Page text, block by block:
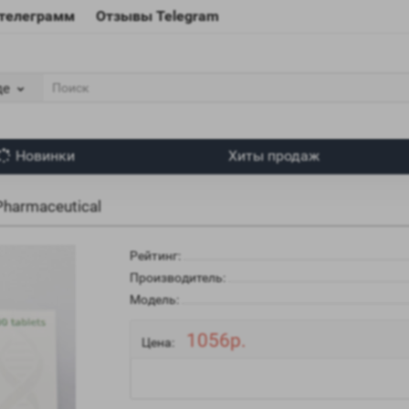
Отзывы Telegram
Новинки Хиты продаж
Рейтинг:
Производитель:
Модель:
Цена: 1056р.